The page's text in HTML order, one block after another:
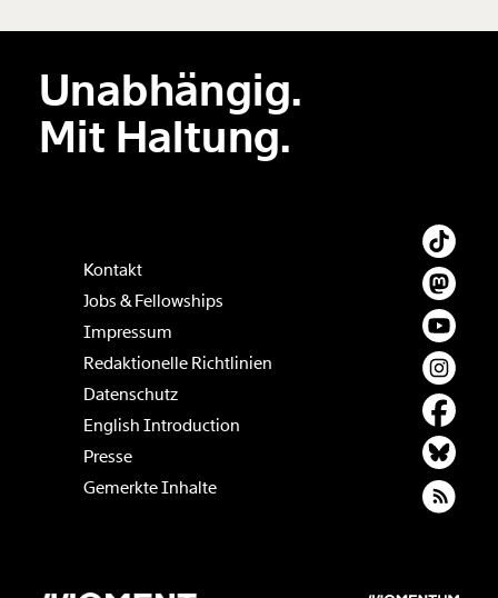
Unabhängig.
Mit Haltung.
Kontakt
Jobs & Fellowships
Impressum
Redaktionelle Richtlinien
Datenschutz
English Introduction
Presse
Gemerkte Inhalte